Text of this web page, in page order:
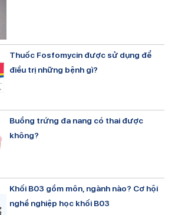
Thuốc Fosfomycin được sử dụng để
điều trị những bệnh gì?
Buồng trứng đa nang có thai được
không?
Khối B03 gồm môn, ngành nào? Cơ hội
nghề nghiệp học khối B03